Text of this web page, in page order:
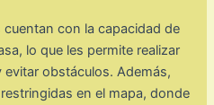
con la capacidad de
lo que les permite realizar
evitar obstáculos. Además,
en el mapa, donde